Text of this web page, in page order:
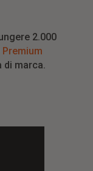
2.000
Premium
di marca.